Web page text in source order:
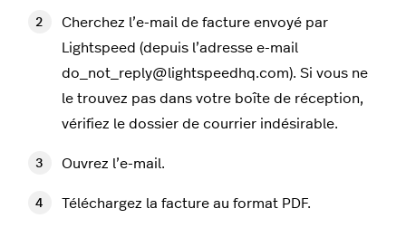
Cherchez l’e-mail de facture envoyé par
Lightspeed (depuis l’adresse e-mail
do_not_reply@lightspeedhq.com). Si vous ne
le trouvez pas dans votre boîte de réception,
vérifiez le dossier de courrier indésirable.
Ouvrez l’e-mail.
Téléchargez la facture au format PDF.